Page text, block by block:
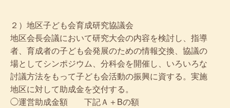
２）地区子ども会育成研究協議会
地区会長会議において研究大会の内容を検討し、指導
者、育成者の子ども会発展のための情報交換、協議の
場としてシンポジウム、分科会を開催し、いろいろな
討議方法をもって子ども会活動の振興に資する。実施
地区に対して助成金を交付する。
◯運営助成金額 下記Ａ＋Bの額